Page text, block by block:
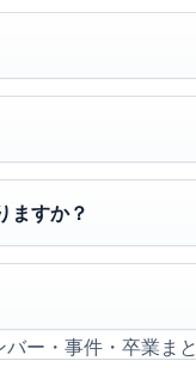
ますか？
ー・事件・卒業ま